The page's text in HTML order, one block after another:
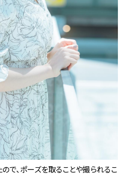
で、ポーズを取ることや撮られるこ